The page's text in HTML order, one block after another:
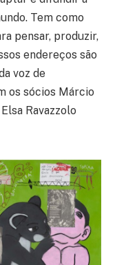
Tem como
pensar, produzir,
endereços são
voz de
os sócios Márcio
Ravazzolo